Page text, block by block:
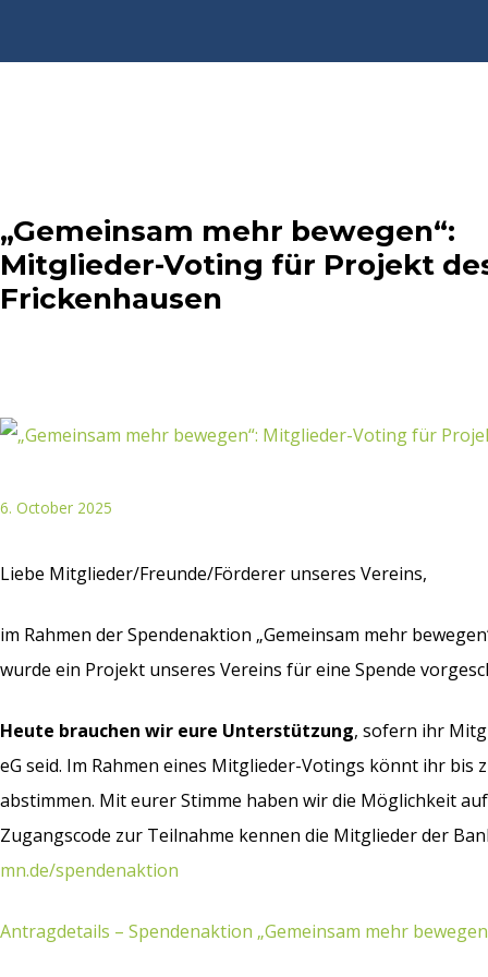
„Gemeinsam mehr bewegen“:
Mitglieder-Voting für Projekt
Frickenhausen
6. October 2025
Liebe Mitglieder/Freunde/Förderer unseres Vereins,
im Rahmen der Spendenaktion „Gemeinsam mehr
wurde ein Projekt unseres Vereins für eine Spende
Heute brauchen wir eure Unterstützung, sofern ihr
eG seid. Im Rahmen eines Mitglieder-Votings könnt ihr bis
abstimmen. Mit eurer Stimme haben wir die Möglichkeit
Zugangscode zur Teilnahme kennen die Mitglieder der
mn.de/spendenaktion
Antragdetails – Spendenaktion „Gemeinsam mehr